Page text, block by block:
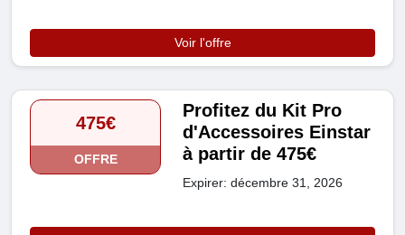
Voir l'offre
475€
OFFRE
Profitez du Kit Pro
d'Accessoires Einstar
à partir de 475€
Expirer: décembre 31, 2026